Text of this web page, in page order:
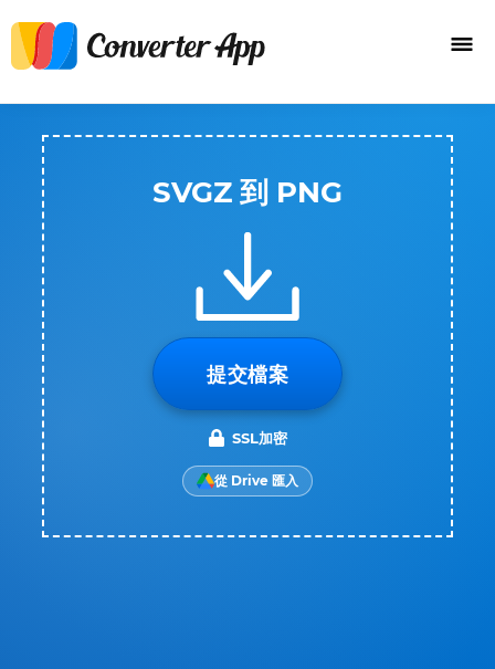
SVGZ 到 PNG
提交檔案
SSL加密
從 Drive 匯入